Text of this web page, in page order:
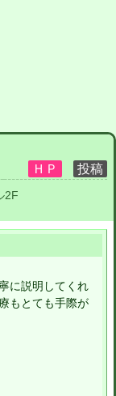
2F
に説明してくれ
もとても手際が